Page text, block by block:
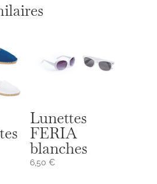
Lunettes
FERIA
blanches
6,50€